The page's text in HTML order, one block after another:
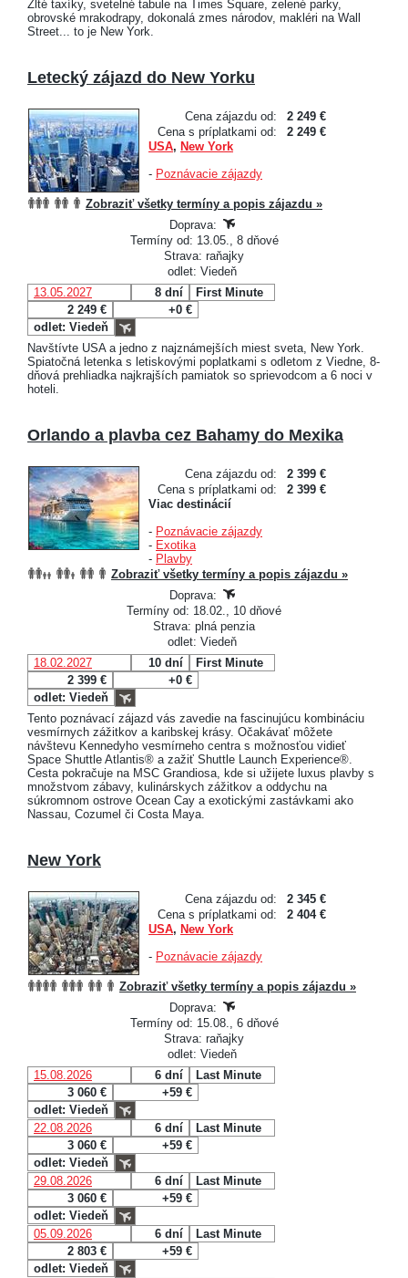
Žlté taxíky, svetelné tabule na Times Square, zelené parky,
obrovské mrakodrapy, dokonalá zmes národov, makléri na Wall
Street... to je New York.
Letecký zájazd do New Yorku
Cena zájazdu od:
2 249 €
Cena s príplatkami od:
2 249 €
USA, New York
- Poznávacie zájazdy
Zobraziť všetky termíny a popis zájazdu »
Doprava:
Termíny od: 13.05., 8 dňové
Strava: raňajky
odlet: Viedeň
13.05.2027
8 dní
First Minute
2 249 €
+0 €
odlet: Viedeň
Navštívte USA a jedno z najznámejších miest sveta, New York.
Spiatočná letenka s letiskovými poplatkami s odletom z Viedne, 8-
dňová prehliadka najkrajších pamiatok so sprievodcom a 6 noci v
hoteli.
Orlando a plavba cez Bahamy do Mexika
Cena zájazdu od:
2 399 €
Cena s príplatkami od:
2 399 €
Viac destinácií
- Poznávacie zájazdy
- Exotika
- Plavby
Zobraziť všetky termíny a popis zájazdu »
Doprava:
Termíny od: 18.02., 10 dňové
Strava: plná penzia
odlet: Viedeň
18.02.2027
10 dní
First Minute
2 399 €
+0 €
odlet: Viedeň
Tento poznávací zájazd vás zavedie na fascinujúcu kombináciu
vesmírnych zážitkov a karibskej krásy. Očakávať môžete
návštevu Kennedyho vesmírneho centra s možnosťou vidieť
Space Shuttle Atlantis® a zažiť Shuttle Launch Experience®.
Cesta pokračuje na MSC Grandiosa, kde si užijete luxus plavby s
množstvom zábavy, kulinárskych zážitkov a oddychu na
súkromnom ostrove Ocean Cay a exotickými zastávkami ako
Nassau, Cozumel či Costa Maya.
New York
Cena zájazdu od:
2 345 €
Cena s príplatkami od:
2 404 €
USA, New York
- Poznávacie zájazdy
Zobraziť všetky termíny a popis zájazdu »
Doprava:
Termíny od: 15.08., 6 dňové
Strava: raňajky
odlet: Viedeň
15.08.2026
6 dní
Last Minute
3 060 €
+59 €
odlet: Viedeň
22.08.2026
6 dní
Last Minute
3 060 €
+59 €
odlet: Viedeň
29.08.2026
6 dní
Last Minute
3 060 €
+59 €
odlet: Viedeň
05.09.2026
6 dní
Last Minute
2 803 €
+59 €
odlet: Viedeň